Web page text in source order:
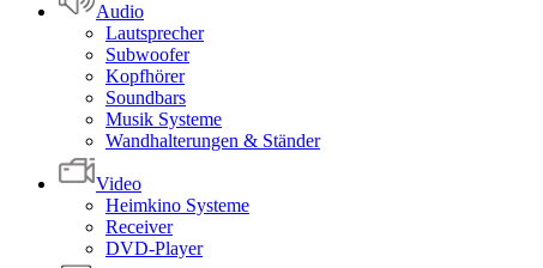
Audio
Lautsprecher
Subwoofer
Kopfhörer
Soundbars
Musik Systeme
Wandhalterungen & Ständer
Video
Heimkino Systeme
Receiver
DVD-Player